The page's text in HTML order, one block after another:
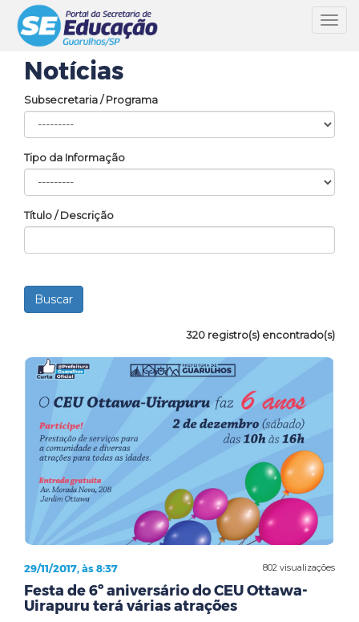
Notícias
Subsecretaria / Programa
Tipo da Informação
Título / Descrição
320 registro(s) encontrado(s)
802 visualizações
29/11/2017, às 8:37
Festa de 6º aniversário do CEU Ottawa-
Uirapuru terá várias atrações